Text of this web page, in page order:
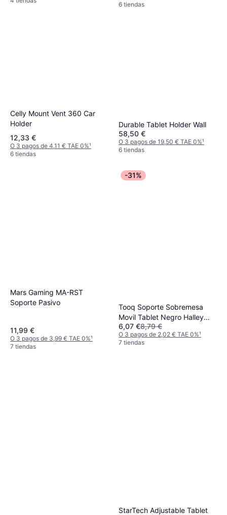
6 tiendas
Celly Mount Vent 360 Car
Holder
12,33 €
O 3 pagos de 4,11 € TAE 0%¹
6 tiendas
Durable Tablet Holder Wall
58,50 €
O 3 pagos de 19,50 € TAE 0%¹
6 tiendas
Mars Gaming MA-RST
Soporte Pasivo
11,99 €
O 3 pagos de 3,99 € TAE 0%¹
7 tiendas
-31%
Tooq Soporte Sobremesa
Movil Tablet Negro Halley
Ph-hermes-halley
6,07 €8,79 €
O 3 pagos de 2,02 € TAE 0%¹
7 tiendas
StarTech Adjustable Tablet